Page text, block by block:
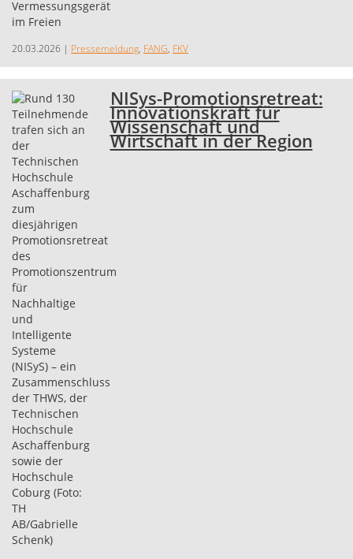
20.03.2026 | Pressemeldung, FANG, FKV
NISys-Promotionsretreat:
Innovationskraft für
Wissenschaft und
Wirtschaft in der Region